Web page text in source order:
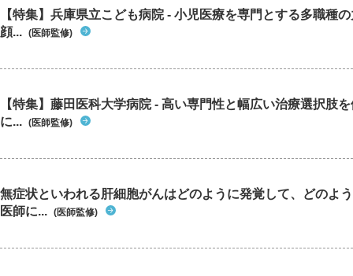
【特集】兵庫県立こども病院 - 小児医療を専門とする多職種
顔... (医師監修)
【特集】藤田医科大学病院 - 高い専門性と幅広い治療選択肢
に... (医師監修)
無症状といわれる肝細胞がんはどのように発覚して、どのよ
医師に... (医師監修)